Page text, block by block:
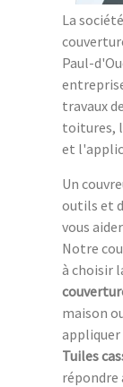
La société
Paul-
travaux
toitures,
et
Un
outils et
vous
Notre
à choisir
maison
appliquer
Tuiles
répondre